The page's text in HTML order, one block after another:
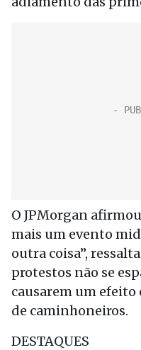
O JPMorgan
mais um evento
outra coisa”,
protestos não se
causarem um efeito
de caminhoneiros.
DESTAQUES